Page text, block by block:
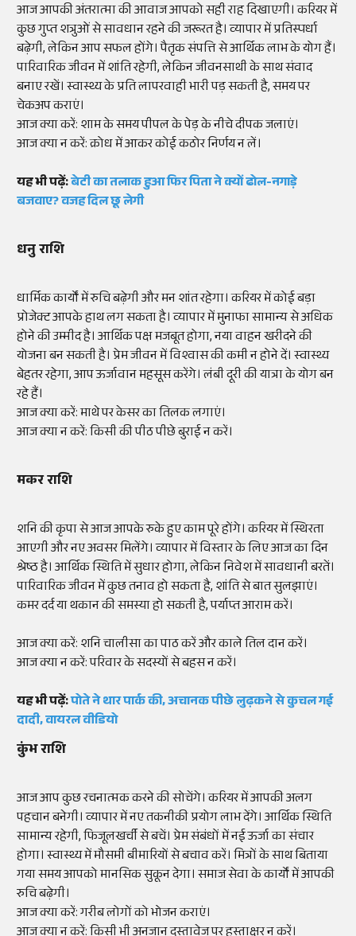
आज आपकी अंतरात्मा की आवाज आपको सही राह दिखाएगी। करियर में
कुछ गुप्त शत्रुओं से सावधान रहने की जरूरत है। व्यापार में प्रतिस्पर्धा
बढ़ेगी, लेकिन आप सफल होंगे। पैतृक संपत्ति से आर्थिक लाभ के योग हैं।
पारिवारिक जीवन में शांति रहेगी, लेकिन जीवनसाथी के साथ संवाद
बनाए रखें। स्वास्थ्य के प्रति लापरवाही भारी पड़ सकती है, समय पर
चेकअप कराएं।
आज क्या करें: शाम के समय पीपल के पेड़ के नीचे दीपक जलाएं।
आज क्या न करें: क्रोध में आकर कोई कठोर निर्णय न लें।
यह भी पढ़ें:बेटी का तलाक हुआ फिर पिता ने क्यों ढोल-नगाड़े
बजवाए? वजह दिल छू लेगी
धनु राशि
धार्मिक कार्यों में रुचि बढ़ेगी और मन शांत रहेगा। करियर में कोई बड़ा
प्रोजेक्ट आपके हाथ लग सकता है। व्यापार में मुनाफा सामान्य से अधिक
होने की उम्मीद है। आर्थिक पक्ष मजबूत होगा, नया वाहन खरीदने की
योजना बन सकती है। प्रेम जीवन में विश्वास की कमी न होने दें। स्वास्थ्य
बेहतर रहेगा, आप ऊर्जावान महसूस करेंगे। लंबी दूरी की यात्रा के योग बन
रहे हैं।
आज क्या करें: माथे पर केसर का तिलक लगाएं।
आज क्या न करें: किसी की पीठ पीछे बुराई न करें।
मकर राशि
शनि की कृपा से आज आपके रुके हुए काम पूरे होंगे। करियर में स्थिरता
आएगी और नए अवसर मिलेंगे। व्यापार में विस्तार के लिए आज का दिन
श्रेष्ठ है। आर्थिक स्थिति में सुधार होगा, लेकिन निवेश में सावधानी बरतें।
पारिवारिक जीवन में कुछ तनाव हो सकता है, शांति से बात सुलझाएं।
कमर दर्द या थकान की समस्या हो सकती है, पर्याप्त आराम करें।
आज क्या करें: शनि चालीसा का पाठ करें और काले तिल दान करें।
आज क्या न करें: परिवार के सदस्यों से बहस न करें।
यह भी पढ़ें:पोते ने थार पार्क की, अचानक पीछे लुढ़कने से कुचल गई
दादी, वायरल वीडियो
कुंभ राशि
आज आप कुछ रचनात्मक करने की सोचेंगे। करियर में आपकी अलग
पहचान बनेगी। व्यापार में नए तकनीकी प्रयोग लाभ देंगे। आर्थिक स्थिति
सामान्य रहेगी, फिजूलखर्ची से बचें। प्रेम संबंधों में नई ऊर्जा का संचार
होगा। स्वास्थ्य में मौसमी बीमारियों से बचाव करें। मित्रों के साथ बिताया
गया समय आपको मानसिक सुकून देगा। समाज सेवा के कार्यों में आपकी
रुचि बढ़ेगी।
आज क्या करें: गरीब लोगों को भोजन कराएं।